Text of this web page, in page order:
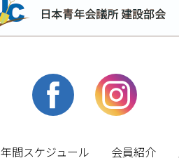
年間スケジュール 会員紹介